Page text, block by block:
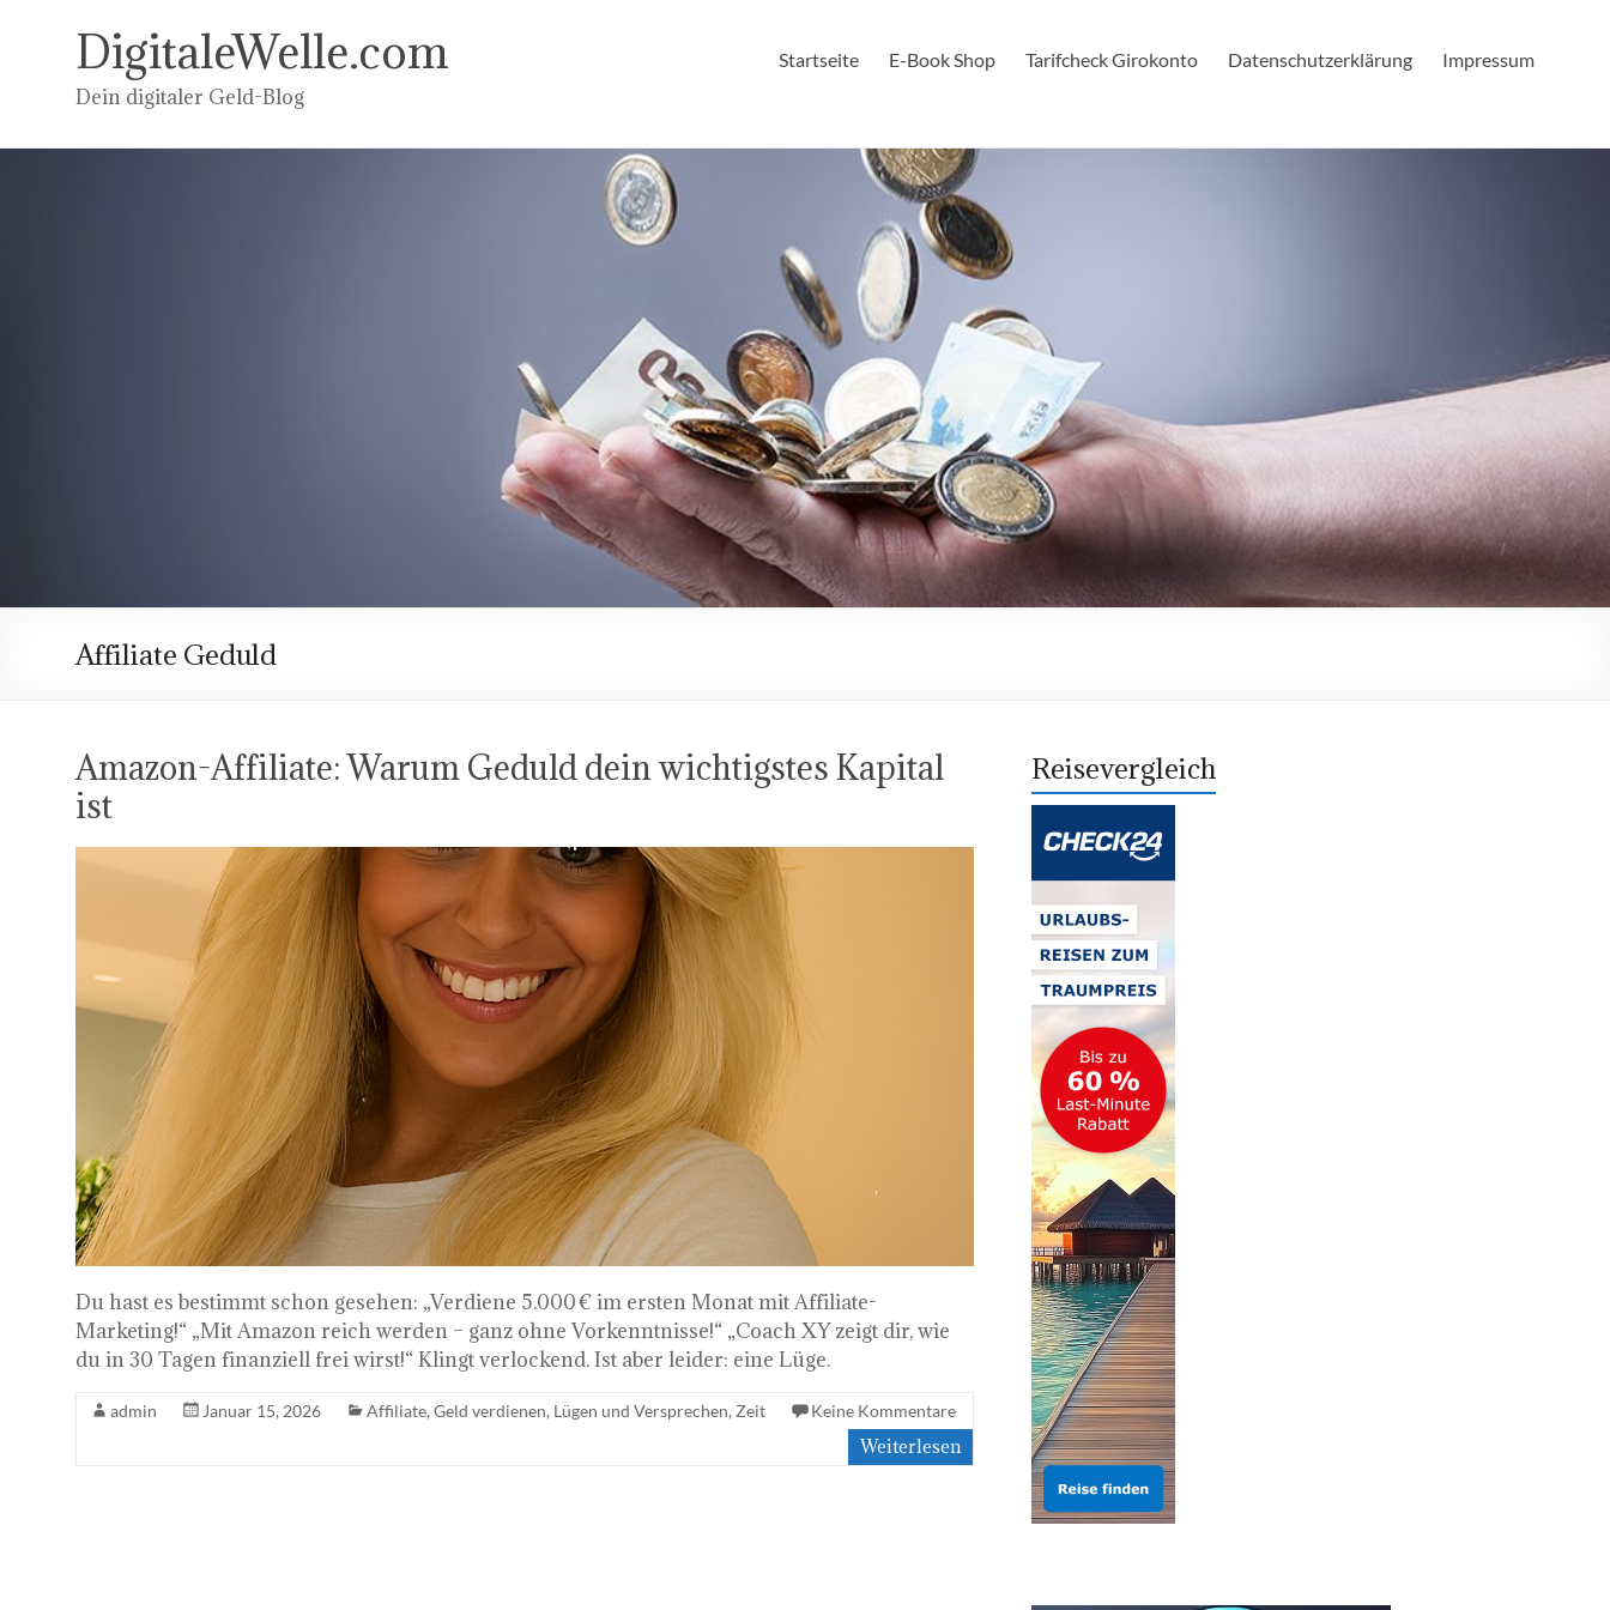
DigitaleWelle.com
Dein digitaler Geld-Blog
Startseite E-Book Shop Tarifcheck Girokonto Datenschutzerklärung Impressum
Affiliate Geduld
Amazon-Affiliate: Warum Geduld dein wichtigstes Kapital
ist
Du hast es bestimmt schon gesehen: „Verdiene 5.000 € im ersten Monat mit Affiliate-
Marketing!“ „Mit Amazon reich werden – ganz ohne Vorkenntnisse!“ „Coach XY zeigt dir, wie
du in 30 Tagen finanziell frei wirst!“ Klingt verlockend. Ist aber leider: eine Lüge.
admin Januar 15, 2026 Affiliate, Geld verdienen, Lügen und Versprechen, Zeit Keine Kommentare
Weiterlesen
Reisevergleich